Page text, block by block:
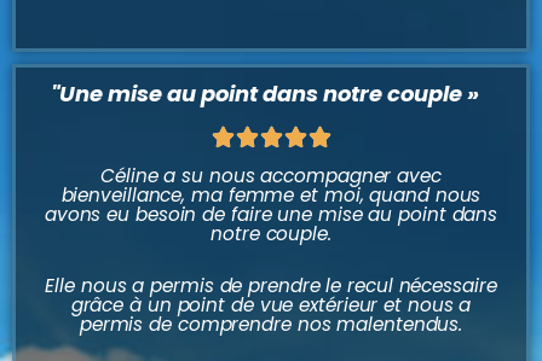
"Une mise au point dans notre couple »
Noté
5
sur
5
Céline a su nous accompagner avec
bienveillance, ma femme et moi, quand nous
avons eu besoin de faire une mise au point dans
notre couple.
Elle nous a permis de prendre le recul nécessaire
grâce à un point de vue extérieur et nous a
permis de comprendre nos malentendus.